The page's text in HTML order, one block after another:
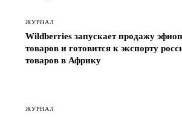
ЖУРНАЛ
Wildberries запускает продажу
товаров и готовится к экспорту
товаров в Африку
ЖУРНАЛ